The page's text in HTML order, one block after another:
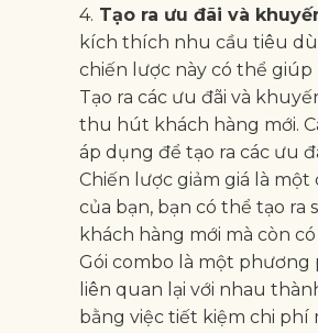
4. Tạo ra ưu đãi và
kích thích nhu cầu tiêu
chiến lược này có thể
Tạo ra các ưu đãi và
thu hút khách hàng mới.
áp dụng để tạo ra các ưu
Chiến lược giảm giá là
của bạn, bạn có thể tạo
khách hàng mới mà còn
Gói combo là một phương
liên quan lại với nhau
bằng việc tiết kiệm chi